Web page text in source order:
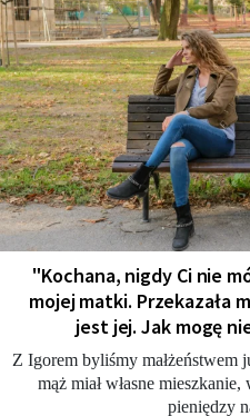
"Kochana, nigdy Ci nie
mojej matki. Przekazała
jest jej. Jak mogę
Z Igorem byliśmy małżeństwem
mąż miał własne
pieniędzy